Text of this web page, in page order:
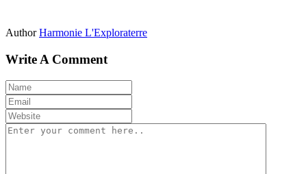
Author Harmonie L'Exploraterre
Write A Comment